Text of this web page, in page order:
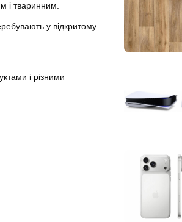
і тваринним.
у відкритому
і різними